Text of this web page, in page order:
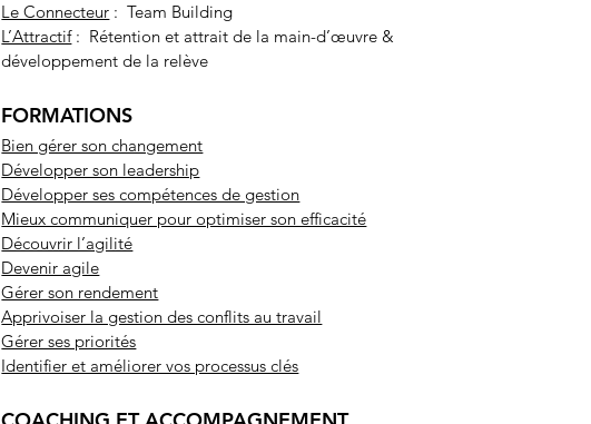
Le Connecteur : Team Building
L’Attractif: Rétention et attrait de la main-d’œuvre &
développement de la relève
FORMATIONS
Bien gérer son changement
Développer son leadership
Développer ses compétences de gestion
Mieux communiquer pour optimiser son efficacité
Découvrir l’agilité
Devenir agile
Gérer son rendement
Apprivoiser la gestion des conflits au travail
Gérer ses priorités
Identifier et améliorer vos processus clés